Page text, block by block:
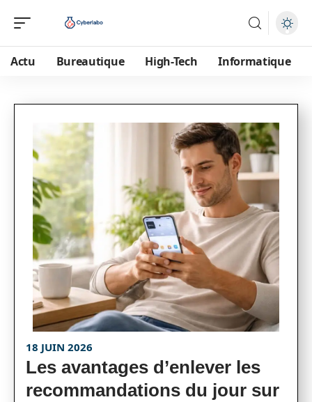
Actu Bureautique High-Tech Informatique
18 JUIN 2026
Les avantages d’enlever les
recommandations du jour sur